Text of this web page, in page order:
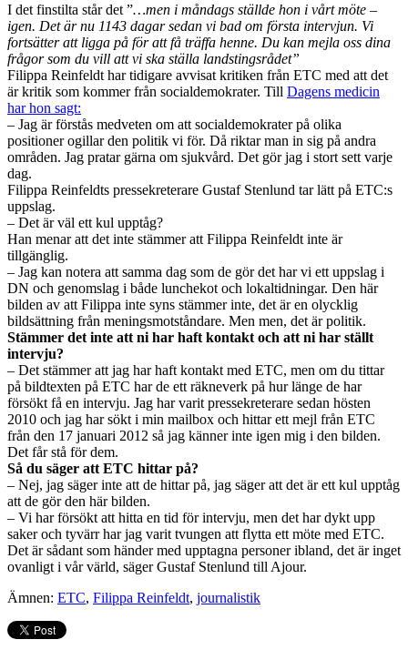
I det finstilta står det ”…men i måndags ställde hon i vårt möte –
igen. Det är nu 1143 dagar sedan vi bad om första intervjun. Vi
fortsätter att ligga på för att få träffa henne. Du kan mejla oss dina
frågor som du vill att vi ska ställa landstingsrådet”
Filippa Reinfeldt har tidigare avvisat kritiken från ETC med att det
är kritik som kommer från socialdemokrater. Till Dagens medicin
har hon sagt:
– Jag är förstås medveten om att socialdemokrater på olika
positioner ogillar den politik vi för. Då riktar man in sig på andra
områden. Jag pratar gärna om sjukvård. Det gör jag i stort sett varje
dag.
Filippa Reinfeldts pressekreterare Gustaf Stenlund tar lätt på ETC:s
uppslag.
– Det är väl ett kul upptåg?
Han menar att det inte stämmer att Filippa Reinfeldt inte är
tillgänglig.
– Jag kan notera att samma dag som de gör det har vi ett uppslag i
DN och genomslag i både lunchekot och lokaltidningar. Den här
bilden av att Filippa inte syns stämmer inte, det är en olycklig
bildsättning från meningsmotståndare. Men men, det är politik.
Stämmer det inte att ni har haft kontakt och att ni har ställt
intervju?
– Det stämmer att jag har haft kontakt med ETC, men om du tittar
på bildtexten på ETC har de ett räkneverk på hur länge de har
försökt få en intervju. Jag har varit pressekreterare sedan hösten
2010 och jag har sökt i min mailbox och hittar ett mejl från ETC
från den 17 januari 2012 så jag känner inte igen mig i den bilden.
Det får stå för dem.
Så du säger att ETC hittar på?
– Nej, jag säger inte att de hittar på, jag säger att det är ett kul upptåg
att de gör den här bilden.
– Vi har försökt att hitta en tid för intervju, men det har dykt upp
saker och tyvärr har jag varit tvungen att flytta ett möte med ETC.
Det är sådant som händer med upptagna personer ibland, det är inget
ovanligt i vår värld, säger Gustaf Stenlund till Ajour.
Ämnen: ETC, Filippa Reinfeldt, journalistik